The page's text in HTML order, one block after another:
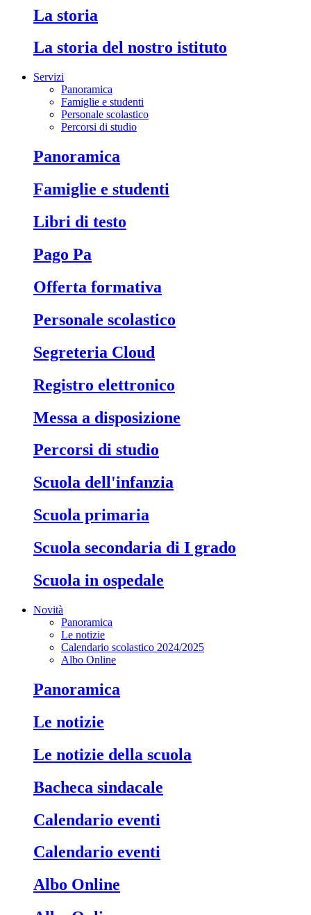
La storia
La storia del nostro istituto
Servizi
Panoramica
Famiglie e studenti
Personale scolastico
Percorsi di studio
Panoramica
Famiglie e studenti
Libri di testo
Pago Pa
Offerta formativa
Personale scolastico
Segreteria Cloud
Registro elettronico
Messa a disposizione
Percorsi di studio
Scuola dell'infanzia
Scuola primaria
Scuola secondaria di I grado
Scuola in ospedale
Novità
Panoramica
Le notizie
Calendario scolastico 2024/2025
Albo Online
Panoramica
Le notizie
Le notizie della scuola
Bacheca sindacale
Calendario eventi
Calendario eventi
Albo Online